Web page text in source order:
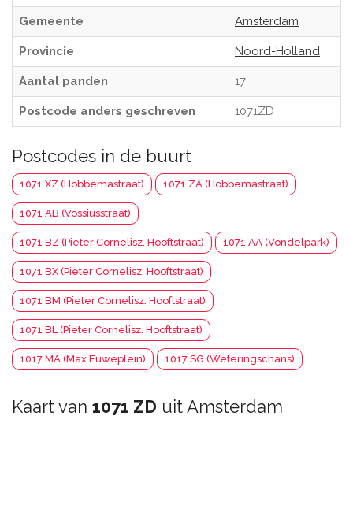
Gemeente Amsterdam
Provincie Noord-Holland
Aantal panden 17
Postcode anders geschreven 1071ZD
Postcodes in de buurt
1071 XZ (Hobbemastraat) 1071 ZA (Hobbemastraat)
1071 AB (Vossiusstraat)
1071 BZ (Pieter Cornelisz. Hooftstraat) 1071 AA (Vondelpark)
1071 BX (Pieter Cornelisz. Hooftstraat)
1071 BM (Pieter Cornelisz. Hooftstraat)
1071 BL (Pieter Cornelisz. Hooftstraat)
1017 MA (Max Euweplein) 1017 SG (Weteringschans)
Kaart van 1071 ZD uit Amsterdam